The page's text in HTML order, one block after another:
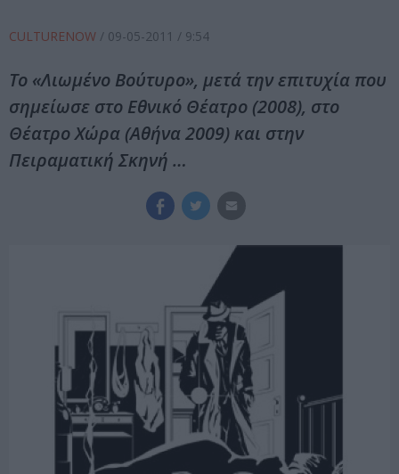
CULTURENOW / 09-05-2011 / 9:54
Το «Λιωμένο Βούτυρο», μετά την επιτυχία που
σημείωσε στο Εθνικό Θέατρο (2008), στο
Θέατρο Χώρα (Αθήνα 2009) και στην
Πειραματική Σκηνή …